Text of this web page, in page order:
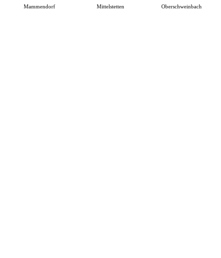
Mammendorf Mittelstetten Oberschweinbach